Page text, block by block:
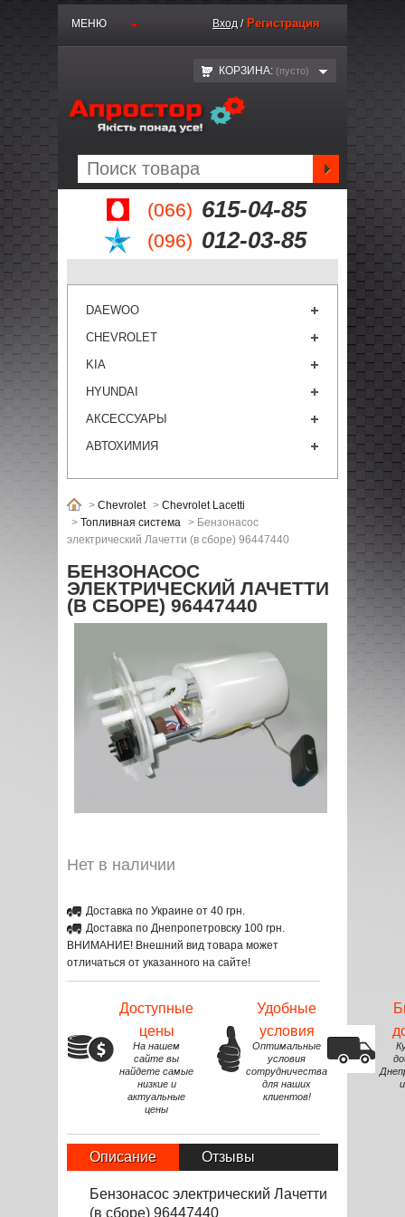
(066) 615-04-85
(096) 012-03-85
МЕНЮ Вход / Регистрация
КОРЗИНА: (пустo)
DAEWOO
CHEVROLET
KIA
HYUNDAI
АКСЕССУАРЫ
АВТОХИМИЯ
> Chevrolet > Chevrolet Lacetti
> Топливная система > Бензонасос
электрический Лачетти (в сборе) 96447440
БЕНЗОНАСОС
ЭЛЕКТРИЧЕСКИЙ ЛАЧЕТТИ
(В СБОРЕ) 96447440
Нет в наличии
Доставка по Украине от 40 грн.
Доставка по Днепропетровску 100 грн.
ВНИМАНИЕ! Внешний вид товара может
отличаться от указанного на сайте!
Доступные
цены
На нашем
сайте вы
найдете самые
низкие и
актуальные
цены
Удобные
условия
Оптимальные
условия
сотрудничества
для наших
клиентов!
Описание Отзывы
Бензонасос электрический Лачетти
(в сборе) 96447440